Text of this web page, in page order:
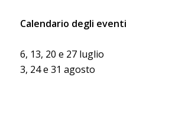
Calendario degli eventi
6, 13, 20 e 27 luglio
3, 24 e 31 agosto